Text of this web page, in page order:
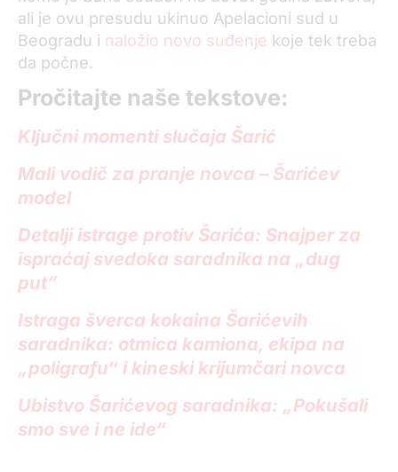
ali je ovu presudu ukinuo Apelacioni sud u
Beogradu i naložio novo suđenje koje tek treba
da počne.
Pročitajte naše tekstove:
Ključni momenti slučaja Šarić
Mali vodič za pranje novca – Šarićev
model
Detalji istrage protiv Šarića: Snajper za
ispraćaj svedoka saradnika na „dug
put”
Istraga šverca kokaina Šarićevih
saradnika: otmica kamiona, ekipa na
„poligrafu“ i kineski krijumčari novca
Ubistvo Šarićevog saradnika: „Pokušali
smo sve i ne ide“